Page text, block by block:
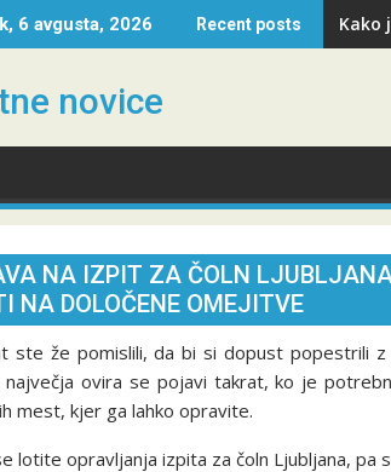
6 avgusta, 2026 Recent posts Kako
novice
NA IZPIT ZA ČOLN
NA DOLOČENE OMEJITVE
ste že pomislili, da bi si dopust popestrili
največja ovira se pojavi takrat, ko je
mest, kjer ga lahko opravite.
lotite opravljanja izpita za čoln Ljubljana,